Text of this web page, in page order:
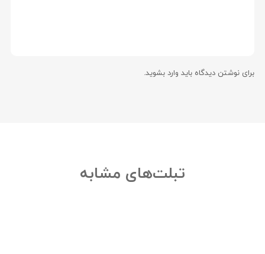
برای نوشتن دیدگاه باید وارد بشوید.
تبلت‌های مشابه